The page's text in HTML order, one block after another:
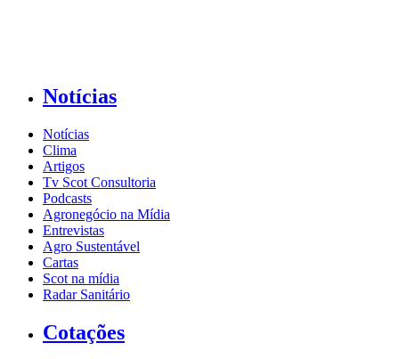
Notícias
Notícias
Clima
Artigos
Tv Scot Consultoria
Podcasts
Agronegócio na Mídia
Entrevistas
Agro Sustentável
Cartas
Scot na mídia
Radar Sanitário
Cotações